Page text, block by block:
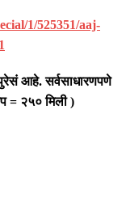
1/525351/aaj-
आहे.सर्वसाधारणपणे
= २५० मिली)